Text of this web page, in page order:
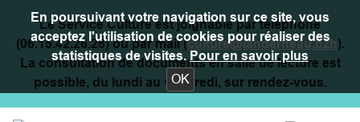
En poursuivant votre navigation sur ce site, vous
acceptez l'utilisation de cookies pour réaliser des
statistiques de visites.Pour en savoir plus
OK
Le Service Culture est joignable par téléphone
(06.15.42.26.28) ou par mail (culture@landerneau.bzh).
La consultation de documents en salle de lecture est
possible, du lundi au vendredi, sur rendez-vous.